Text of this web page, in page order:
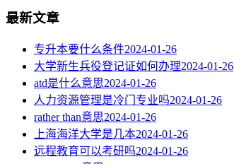
最新文章
专升本要什么条件2024-01-26
大学新生兵役登记证如何办理2024-01-26
atd是什么意思2024-01-26
人力资源管理是冷门专业吗2024-01-26
rather than意思2024-01-26
上海海洋大学是几本2024-01-26
远程教育可以考研吗2024-01-26